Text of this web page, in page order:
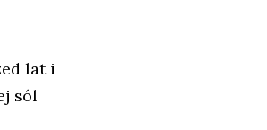
lat i
sól